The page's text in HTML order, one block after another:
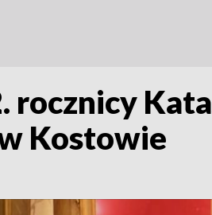
rocznicy
Kostowie